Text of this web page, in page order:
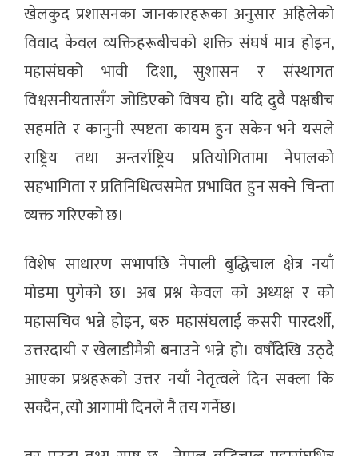
खेलकुद प्रशासनका जानकारहरूका अनुसार अहिलेको
विवाद केवल व्यक्तिहरूबीचको शक्ति संघर्ष मात्र होइन,
महासंघको भावी दिशा, सुशासन र संस्थागत
विश्वसनीयतासँग जोडिएको विषय हो। यदि दुवै पक्षबीच
सहमति र कानुनी स्पष्टता कायम हुन सकेन भने यसले
राष्ट्रिय तथा अन्तर्राष्ट्रिय प्रतियोगितामा नेपालको
सहभागिता र प्रतिनिधित्वसमेत प्रभावित हुन सक्ने चिन्ता
व्यक्त गरिएको छ।
विशेष साधारण सभापछि नेपाली बुद्धिचाल क्षेत्र नयाँ
मोडमा पुगेको छ। अब प्रश्न केवल को अध्यक्ष र को
महासचिव भन्ने होइन, बरु महासंघलाई कसरी पारदर्शी,
उत्तरदायी र खेलाडीमैत्री बनाउने भन्ने हो। वर्षौंदेखि उठ्दै
आएका प्रश्नहरूको उत्तर नयाँ नेतृत्वले दिन सक्ला कि
सक्दैन, त्यो आगामी दिनले नै तय गर्नेछ।